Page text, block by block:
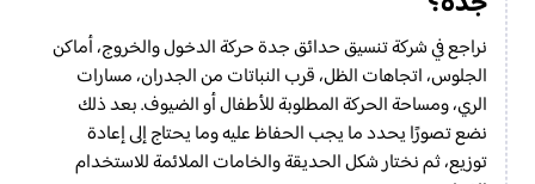
نراجع في شركة تنسيق حدائق جدة حركة الدخول والخروج، أماكن
الجلوس، اتجاهات الظل، قرب النباتات من الجدران، مسارات
الري، ومساحة الحركة المطلوبة للأطفال أو الضيوف. بعد ذلك
نضع تصورًا يحدد ما يجب الحفاظ عليه وما يحتاج إلى إعادة
توزيع، ثم نختار شكل الحديقة والخامات الملائمة للاستخدام